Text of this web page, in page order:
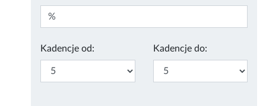
Kadencje od: Kadencje do: